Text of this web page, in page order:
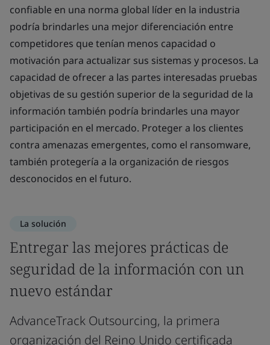
confiable en una norma global líder en la industria
podría brindarles una mejor diferenciación entre
competidores que tenían menos capacidad o
motivación para actualizar sus sistemas y procesos. La
capacidad de ofrecer a las partes interesadas pruebas
objetivas de su gestión superior de la seguridad de la
información también podría brindarles una mayor
participación en el mercado. Proteger a los clientes
contra amenazas emergentes, como el ransomware,
también protegería a la organización de riesgos
desconocidos en el futuro.
La solución
Entregar las mejores prácticas de
seguridad de la información con un
nuevo estándar
AdvanceTrack Outsourcing, la primera
organización del Reino Unido certificada